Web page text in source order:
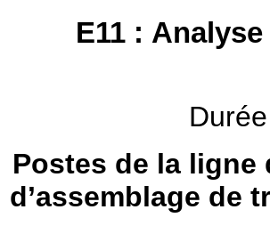
E11 :
Postes de la
d’assemblage de